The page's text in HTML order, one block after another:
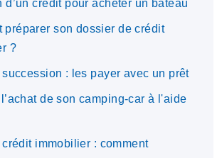
d’un crédit pour acheter un bateau
préparer son dossier de crédit
?
succession : les payer avec un prêt
de son camping-car à l'aide
immobilier : comment